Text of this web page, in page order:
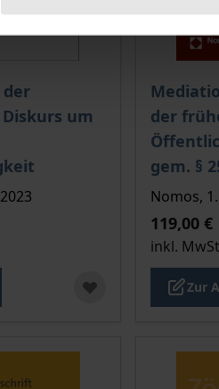
der
um
richtet sich nach der
der
gem. §
Der
Nomos,
119,00 €
inkl.
Zur